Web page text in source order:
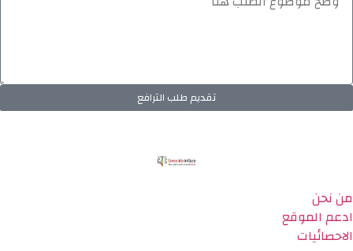
تقديم طلب الترافع
من نحن
ادعم الموقع
الاحصائيات